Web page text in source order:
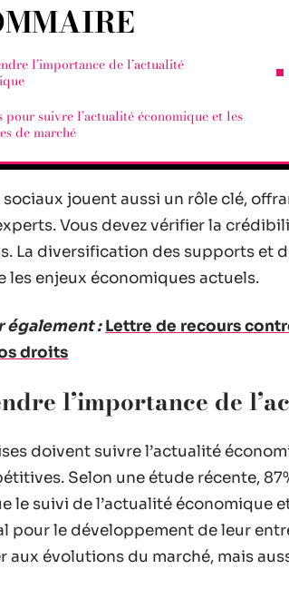
l’importance de l’actualité
pour suivre l’actualité économique et les
de marché
sociaux jouent aussi un rôle clé,
Vous devez vérifier la
La diversification des supports et
les enjeux économiques actuels.
également : Lettre de recours
droits
l’importance de
doivent suivre l’actualité
Selon une étude récente,
le suivi de l’actualité économique
pour le développement de leur
aux évolutions du marché, mais